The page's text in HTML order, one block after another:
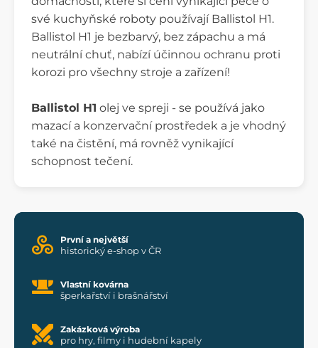
své kuchyňské roboty používají Ballistol H1.
Ballistol H1 je bezbarvý, bez zápachu a má
neutrální chuť, nabízí účinnou ochranu proti
korozi pro všechny stroje a zařízení!
Ballistol H1 olej ve spreji - se používá jako
mazací a konzervační prostředek a je vhodný
také na čistění, má rovněž vynikající
schopnost tečení.
První a největší
historický e-shop v ČR
Vlastní kovárna
šperkařství i brašnářství
Zakázková výroba
pro hry, filmy i hudební kapely